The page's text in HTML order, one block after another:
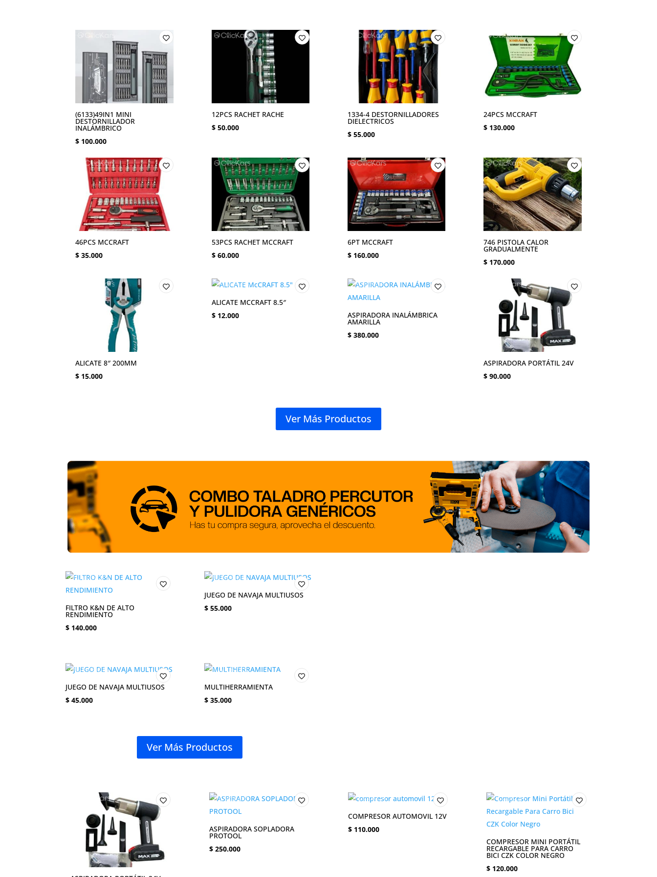
(6133)49IN1 MINI
DESTORNILLADOR
INALÁMBRICO
$ 100.000
12PCS RACHET RACHE
$50.000
1334-4 DESTORNILLADORES
DIELECTRICOS
$ 55.000
24PCS MCCRAFT
$ 130.000
46PCS MCCRAFT
$ 35.000
53PCS RACHET MCCRAFT
$60.000
6PT MCCRAFT
$ 160.000
746 PISTOLA CALOR
GRADUALMENTE
$ 170.000
ALICATE 8″ 200MM
$ 15.000
ALICATE MCCRAFT 8.5″
$12.000 ASPIRADORA INALÁMBRICA
AMARILLA
$ 380.000
ASPIRADORA PORTÁTIL 24V
$ 90.000
Ver Más Productos
FILTRO K&N DE ALTO
RENDIMIENTO
$ 140.000
JUEGO DE NAVAJA MULTIUSOS
$55.000
JUEGO DE NAVAJA MULTIUSOS
$ 45.000
MULTIHERRAMIENTA
$35.000
Ver Más Productos
ASPIRADORA SOPLADORA
PROTOOL
$250.000
COMPRESOR AUTOMOVIL 12V
$110.000
COMPRESOR MINI PORTÁTIL
RECARGABLE PARA CARRO
BICI CZK COLOR NEGRO
$ 120.000